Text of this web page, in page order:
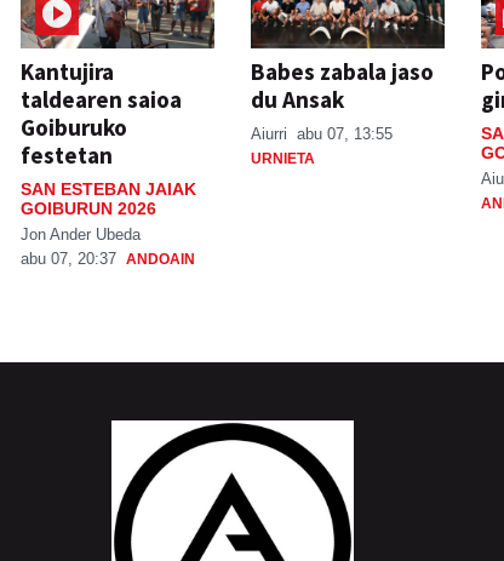
Kantujira
taldearen saioa
Goiburuko
festetan
SAN ESTEBAN JAIAK
GOIBURUN 2026
Jon Ander Ubeda
abu 07, 20:37 ANDOAIN
Babes zabala jaso
du Ansak
Aiurri abu 07, 13:55
URNIETA